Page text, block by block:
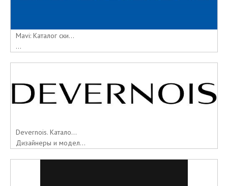
Mavi: Каталог ски...
...
Devernois. Катало...
Дизайнеры и модел...